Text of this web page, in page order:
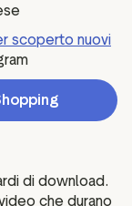
scoperto nuovi
di download.
che durano